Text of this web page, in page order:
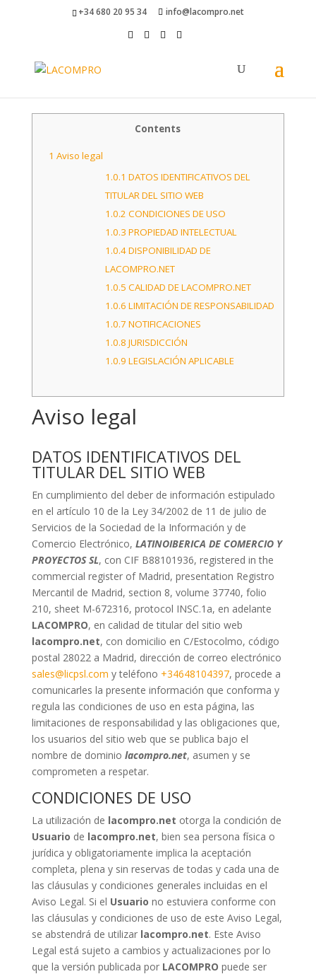
+34 680 20 95 34 info@lacompro.net
Contents
1 Aviso legal
1.0.1 DATOS IDENTIFICATIVOS DEL
TITULAR DEL SITIO WEB
1.0.2 CONDICIONES DE USO
1.0.3 PROPIEDAD INTELECTUAL
1.0.4DISPONIBILIDAD DE
LACOMPRO.NET
1.0.5 CALIDAD DE LACOMPRO.NET
1.0.6 LIMITACIÓN DE RESPONSABILIDAD
1.0.7 NOTIFICACIONES
1.0.8 JURISDICCIÓN
1.0.9 LEGISLACIÓN APLICABLE
Aviso legal
DATOS IDENTIFICATIVOS DEL
TITULAR DEL SITIO WEB
En cumplimiento del deber de información estipulado
en el artículo 10 de la Ley 34/2002 de 11 de julio de
Servicios de la Sociedad de la Información y de
Comercio Electrónico, LATINOIBERICA DE COMERCIO Y
PROYECTOS SL, con CIF B88101936, registered in the
commercial register of Madrid, presentation Registro
Mercantil de Madrid, section 8, volume 37740, folio
210, sheet M-672316, protocol INSC.1a, en adelante
LACOMPRO, en calidad de titular del sitio web
lacompro.net, con domicilio en C/Estocolmo, código
postal 28022 a Madrid, dirección de correo electrónico
sales@licpsl.com y teléfono +34648104397, procede a
comunicarles la presente información que conforma y
regula las condiciones de uso en esta página, las
limitaciones de responsabilidad y las obligaciones que,
los usuarios del sitio web que se publica bajo el
nombre de dominio lacompro.net, asumen y se
comprometen a respetar.
CONDICIONES DE USO
La utilización de lacompro.net otorga la condición de
Usuario de lacompro.net, bien sea persona física o
jurídica y obligatoriamente implica la aceptación
completa, plena y sin reservas de todas y cada una de
las cláusulas y condiciones generales incluidas en el
Aviso Legal. Si el Usuario no estuviera conforme con
las cláusulas y condiciones de uso de este Aviso Legal,
se abstendrá de utilizar lacompro.net. Este Aviso
Legal está sujeto a cambios y actualizaciones por lo
que la versión publicada por LACOMPRO puede ser